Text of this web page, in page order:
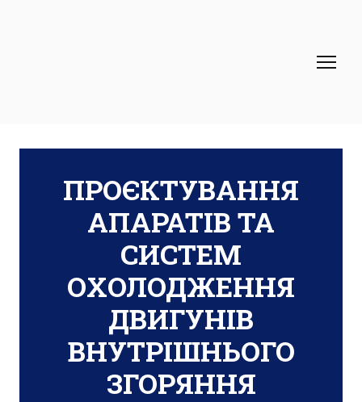
ПРОЄКТУВАННЯ
АПАРАТІВ ТА
СИСТЕМ
ОХОЛОДЖЕННЯ
ДВИГУНІВ
ВНУТРІШНЬОГО
ЗГОРЯННЯ